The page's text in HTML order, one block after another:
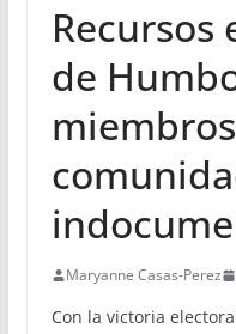
Recursos
de
Maryanne Casas-Perez
Con la victoria